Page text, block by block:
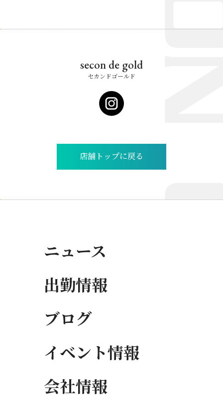
secon de gold
セカンドゴールド
店舗トップに戻る
ニュース
出勤情報
ブログ
イベント情報
会社情報